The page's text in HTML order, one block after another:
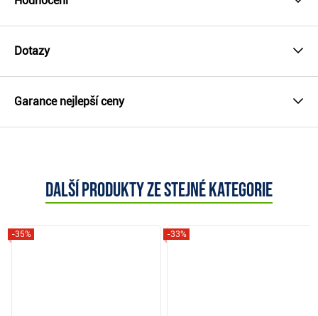
Dotazy
Garance nejlepší ceny
Další produkty ze stejné kategorie
-35% -33%